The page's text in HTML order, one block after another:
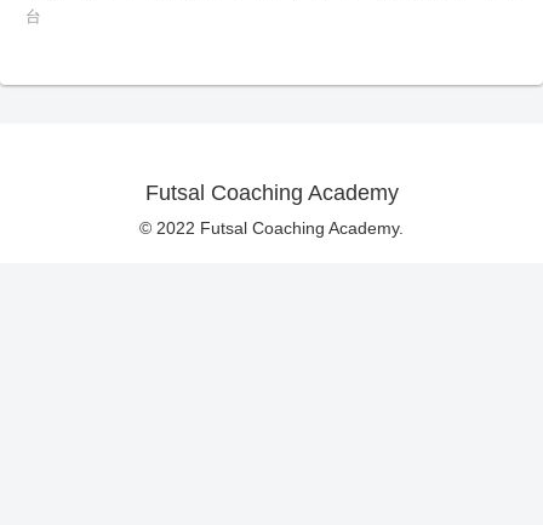
台
Futsal Coaching Academy
© 2022 Futsal Coaching Academy.